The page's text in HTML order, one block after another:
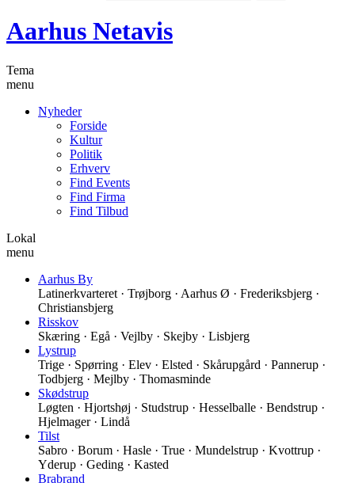
Aarhus Netavis
Tema
menu
Nyheder
Forside
Kultur
Politik
Erhverv
Find Events
Find Firma
Find Tilbud
Lokal
menu
Aarhus By
Latinerkvarteret · Trøjborg · Aarhus Ø · Frederiksbjerg ·
Christiansbjerg
Risskov
Skæring · Egå · Vejlby · Skejby · Lisbjerg
Lystrup
Trige · Spørring · Elev · Elsted · Skårupgård · Pannerup ·
Todbjerg · Mejlby · Thomasminde
Skødstrup
Løgten · Hjortshøj · Studstrup · Hesselballe · Bendstrup ·
Hjelmager · Lindå
Tilst
Sabro · Borum · Hasle · True · Mundelstrup · Kvottrup ·
Yderup · Geding · Kasted
Brabrand